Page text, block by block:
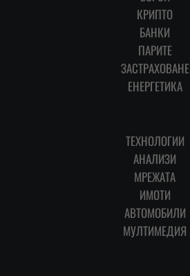
КРИПТО
БАНКИ
ПАРИТЕ
ЗАСТРАХОВАНЕ
ЕНЕРГЕТИКА
ТЕХНОЛОГИИ
АНАЛИЗИ
МРЕЖАТА
ИМОТИ
АВТОМОБИЛИ
МУЛТИМЕДИЯ